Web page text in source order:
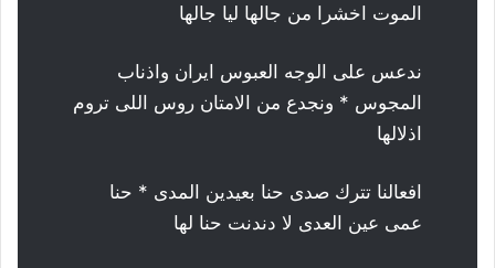
الموت اخشرا من جالها ليا جالها
ندعس على الوجه العبوس ايران واذناب
المجوس * ونجدع من الامتان روس اللى تروم
اذلالها
افعالنا تترك صدى حنا بعيدين المدى * حنا
عمى عين العدى لا دندنت حنا لها